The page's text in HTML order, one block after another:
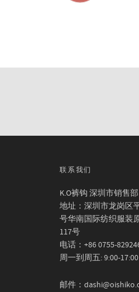
联系我们
K.O裤钩 深圳市销售部
地址：深圳市龙岗区
号华南国际纺织服装
117号
电话：+86 0755-
周一到周五: 9:00-17:00
邮件：